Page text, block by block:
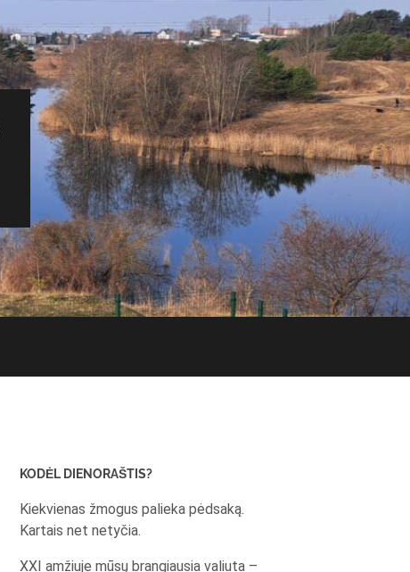
KODĖL DIENORAŠTIS?
Kiekvienas žmogus palieka pėdsaką.
Kartais net netyčia.
XXI amžiuje mūsų brangiausia valiuta –